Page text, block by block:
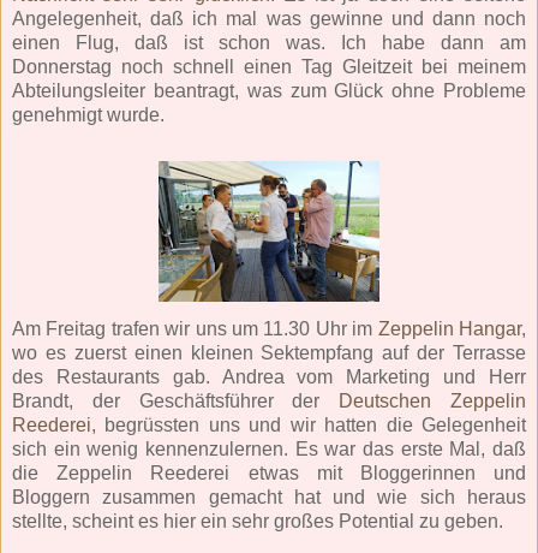
Angelegenheit, daß ich mal was gewinne und dann noch
einen Flug, daß ist schon was. Ich habe dann am
Donnerstag noch schnell einen Tag Gleitzeit bei meinem
Abteilungsleiter beantragt, was zum Glück ohne Probleme
genehmigt wurde.
Am Freitag trafen wir uns um 11.30 Uhr im Zeppelin Hangar,
wo es zuerst einen kleinen Sektempfang auf der Terrasse
des Restaurants gab. Andrea vom Marketing und Herr
Brandt, der Geschäftsführer der
Deutschen Zeppelin
Reederei, begrüssten uns und wir hatten die Gelegenheit
sich ein wenig kennenzulernen. Es war das erste Mal, daß
die Zeppelin Reederei etwas mit Bloggerinnen und
Bloggern zusammen gemacht hat und wie sich heraus
stellte, scheint es hier ein sehr großes Potential zu geben.